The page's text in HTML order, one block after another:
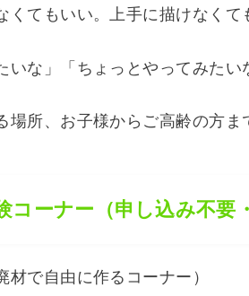
くてもいい。上手に描けなくて
いな」「ちょっとやってみたい
場所、お子様からご高齢の方ま
コーナー（申し込み不要
材で自由に作るコーナー）